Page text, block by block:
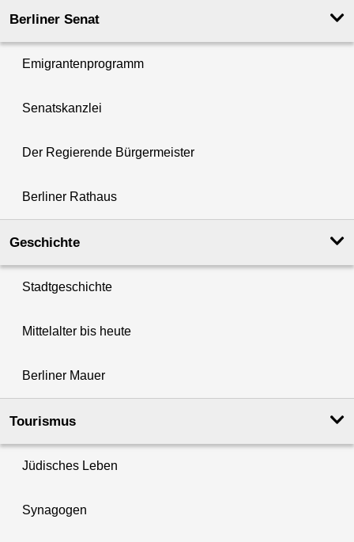
Berliner Senat
Emigrantenprogramm
Senatskanzlei
Der Regierende Bürgermeister
Berliner Rathaus
Geschichte
Stadtgeschichte
Mittelalter bis heute
Berliner Mauer
Tourismus
Jüdisches Leben
Synagogen